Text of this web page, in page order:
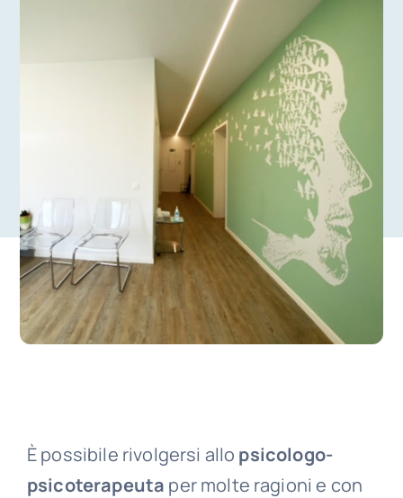
È possibile rivolgersi allo psicologo-
psicoterapeuta per molte ragioni e con